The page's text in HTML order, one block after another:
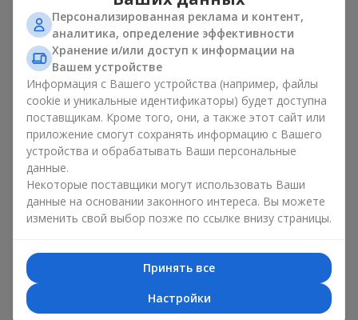
Эмоциональная окраска, которую несет букет в корзине из
фруктов, зависит от оформления. Оно имеет значение не
меньше, чем наполнение. Именно праздничное оформление
превращает обычный букет в корзине из фруктов в
гастрономический подарок. В компании
всегда учитываем пожелания клиента при создании декора.
При формировании композиции используются натуральные
материалы, продуманная упаковка вкуса и, конечно,
декоративные элементы, соответствующие событию.
По желанию клиента корзина с фруктами может быть
оформлена в прозрачной пленке или стильной коробке —
всегда с праздничной подачей, которая выглядит аккуратно
и презентабельно.
Тематические фруктовые
композиции для праздников
и сезонов
Персонализированная реклама и контент,
аналитика, определение эффективности
Хранение и/или доступ к информации на
Вашем устройстве
Информация с Вашего устройства (например, файлы
cookie и уникальные идентификаторы) будет доступна
поставщикам. Кроме того, они, а также этот сайт или
приложение смогут сохранять информацию с Вашего
устройства и обрабатывать Ваши персональные
данные.
Некоторые поставщики могут использовать Ваши
данные на основании законного интереса. Вы можете
изменить свой выбор позже по ссылке внизу страницы.
Принять все
Настройки